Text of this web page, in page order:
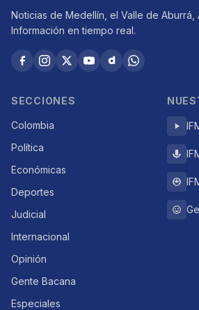
Noticias de Medellín, el Valle de Aburrá,
Información en tiempo real.
SECCIONES
Colombia
Política
Económicas
Deportes
Judicial
Internacional
Opinión
Gente Bacana
Especiales